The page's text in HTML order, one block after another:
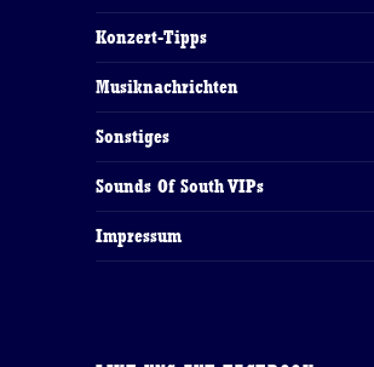
Konzert-Tipps
Musiknachrichten
Sonstiges
Sounds Of South VIPs
Impressum